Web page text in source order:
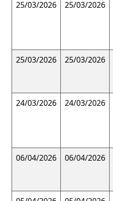
25/03/2026 25/03/2026
25/03/2026 25/03/2026
24/03/2026 24/03/2026
06/04/2026 06/04/2026